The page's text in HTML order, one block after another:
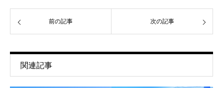
前の記事 次の記事
関連記事